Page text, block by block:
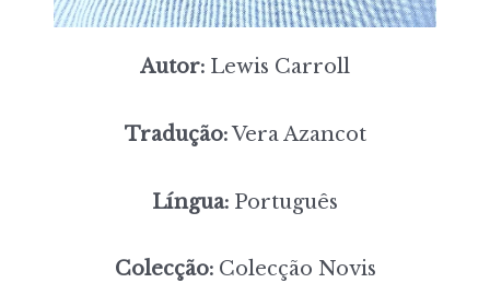
Autor: Lewis Carroll
Tradução:Vera Azancot
Língua: Português
Colecção:Colecção Novis